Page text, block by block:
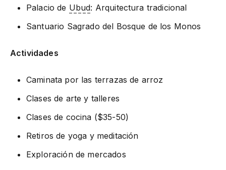
Palacio de Ubud: Arquitectura tradicional
Santuario Sagrado del Bosque de los Monos
Actividades
Caminata por las terrazas de arroz
Clases de arte y talleres
Clases de cocina ($35-50)
Retiros de yoga y meditación
Exploración de mercados